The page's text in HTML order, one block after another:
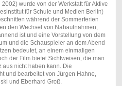
wurde von der Werkstatt für Aktive
für Schule und Medien Berlin)
während der Sommerferien
den Wechsel von Nahaufnahmen,
ist und eine Vorstellung von dem
und die Schauspieler an dem Abend
bedeutet, an einem einmaligen
der Film bietet Sichtweisen, die man
aus nicht haben kann. Die
und bearbeitet von Jürgen Hahne,
und Eberhard Groß.